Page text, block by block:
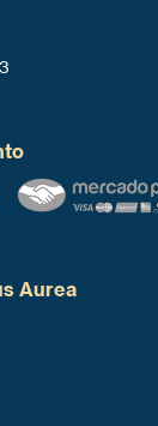
Aurea